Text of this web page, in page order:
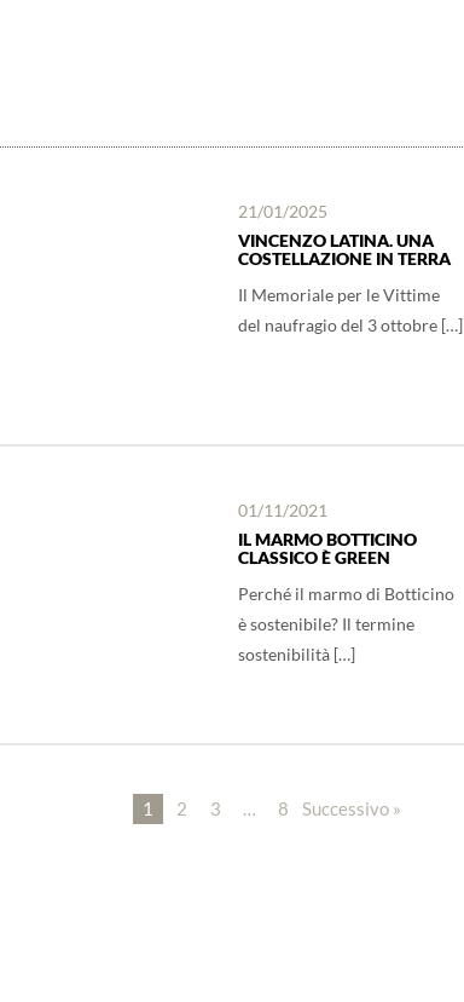
21/01/2025
VINCENZO LATINA. UNA
COSTELLAZIONE IN TERRA
Il Memoriale per le Vittime
del naufragio del 3 ottobre […]
01/11/2021
IL MARMO BOTTICINO
CLASSICO È GREEN
Perché il marmo di Botticino
è sostenibile? Il termine
sostenibilità […]
1 2 3 8 Successivo »